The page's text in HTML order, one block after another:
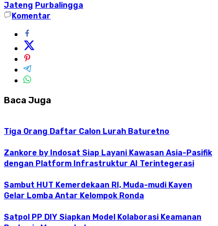
Jateng Purbalingga
Komentar
Baca Juga
Tiga Orang Daftar Calon Lurah Baturetno
Zankore by Indosat Siap Layani Kawasan Asia-Pasifik
dengan Platform Infrastruktur AI Terintegerasi
Sambut HUT Kemerdekaan RI, Muda-mudi Kayen
Gelar Lomba Antar Kelompok Ronda
Satpol PP DIY Siapkan Model Kolaborasi Keamanan